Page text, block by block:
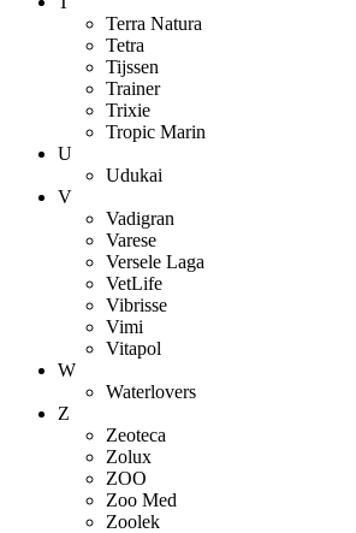
Terra Natura
Tetra
Tijssen
Trainer
Trixie
Tropic Marin
U
Udukai
V
Vadigran
Varese
Versele Laga
VetLife
Vibrisse
Vimi
Vitapol
W
Waterlovers
Z
Zeoteca
Zolux
ZOO
Zoo Med
Zoolek